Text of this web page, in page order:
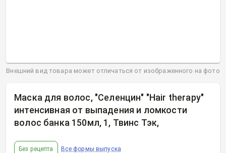
Маска для волос, "Селенцин" "Hair therapy"
интенсивная от выпадения и ломкости
волос банка 150мл, 1, Твинс Тэк,
Без рецепта Все формы выпуска
Внешний вид товара может отличаться от изображенного на фото